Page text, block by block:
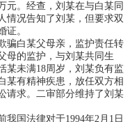
元。经查，刘某在与白某同
情况告知了刘某，但要求双
证。
白某父母亲，监护责任转
母的监护，与刘某共同生
某未满18周岁，刘某负有监
某有精神疾患，放任双方相
请求。二审部分维持了刘某
国法律对于1994年2月1日